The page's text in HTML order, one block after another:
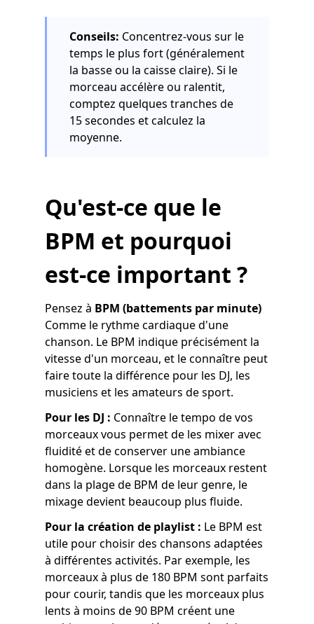
Conseils: Concentrez-vous sur le
temps le plus fort (généralement
la basse ou la caisse claire). Si le
morceau accélère ou ralentit,
comptez quelques tranches de
15 secondes et calculez la
moyenne.
Qu'est-ce que le
BPM et pourquoi
est-ce important ?
Pensez à BPM (battements par minute)
Comme le rythme cardiaque d'une
chanson. Le BPM indique précisément la
vitesse d'un morceau, et le connaître peut
faire toute la différence pour les DJ, les
musiciens et les amateurs de sport.
Pour les DJ : Connaître le tempo de vos
morceaux vous permet de les mixer avec
fluidité et de conserver une ambiance
homogène. Lorsque les morceaux restent
dans la plage de BPM de leur genre, le
mixage devient beaucoup plus fluide.
Pour la création de playlist : Le BPM est
utile pour choisir des chansons adaptées
à différentes activités. Par exemple, les
morceaux à plus de 180 BPM sont parfaits
pour courir, tandis que les morceaux plus
lents à moins de 90 BPM créent une